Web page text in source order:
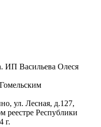
ИП Васильева Олеся
ул. Лесная, д.127,
реестре Республики
г.